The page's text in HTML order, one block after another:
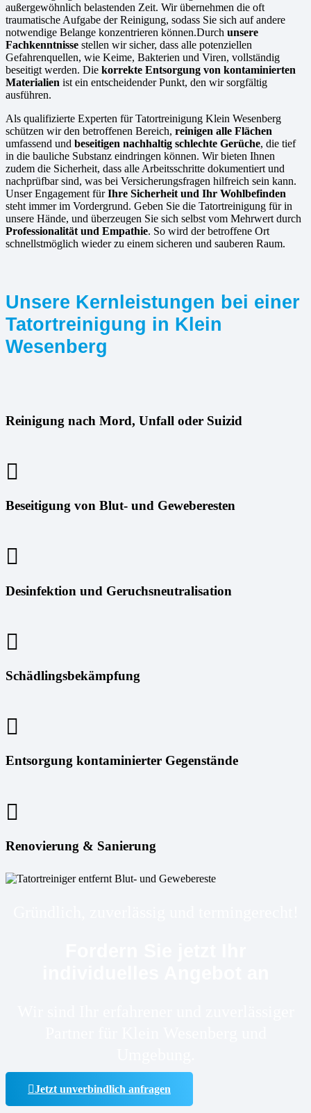
außergewöhnlich belastenden Zeit. Wir übernehmen die oft
traumatische Aufgabe der Reinigung, sodass Sie sich auf andere
notwendige Belange konzentrieren können.Durch unsere
Fachkenntnisse stellen wir sicher, dass alle potenziellen
Gefahrenquellen, wie Keime, Bakterien und Viren, vollständig
beseitigt werden. Die korrekte Entsorgung von kontaminierten
Materialien ist ein entscheidender Punkt, den wir sorgfältig
ausführen.
Als qualifizierte Experten für Tatortreinigung Klein Wesenberg
schützen wir den betroffenen Bereich, reinigen alle Flächen
umfassend und beseitigen nachhaltig schlechte Gerüche, die tief
in die bauliche Substanz eindringen können. Wir bieten Ihnen
zudem die Sicherheit, dass alle Arbeitsschritte dokumentiert und
nachprüfbar sind, was bei Versicherungsfragen hilfreich sein kann.
Unser Engagement fürIhre Sicherheit und Ihr Wohlbefinden
steht immer im Vordergrund. Geben Sie die Tatortreinigung für in
unsere Hände, und überzeugen Sie sich selbst vom Mehrwert durch
Professionalität und Empathie. So wird der betroffene Ort
schnellstmöglich wieder zu einem sicheren und sauberen Raum.
Unsere Kernleistungen bei einer
Tatortreinigung in Klein
Wesenberg
Reinigung nach Mord, Unfall oder Suizid
Beseitigung von Blut- und Geweberesten
Desinfektion und Geruchsneutralisation
Schädlingsbekämpfung
Entsorgung kontaminierter Gegenstände
Renovierung & Sanierung
Jetzt unverbindlich anfragen